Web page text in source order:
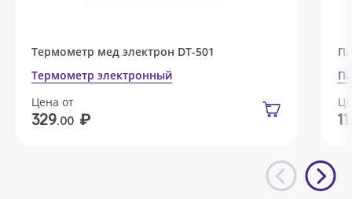
Термометр мед электрон DT-501
Термометр электронный
Цена от
329.00 ₽ 11